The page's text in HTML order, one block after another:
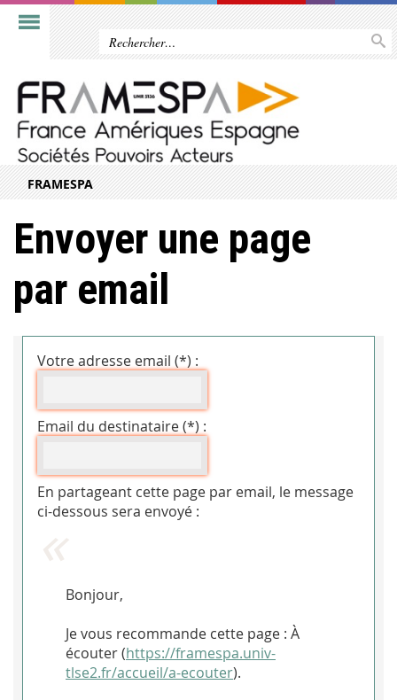
FRAMESPA
Envoyer une page
par email
Votre adresse email (*) :
Email du destinataire (*) :
En partageant cette page par email, le message
ci-dessous sera envoyé :
Bonjour,
Je vous recommande cette page : À
écouter (https://framespa.univ-
tlse2.fr/accueil/a-ecouter).